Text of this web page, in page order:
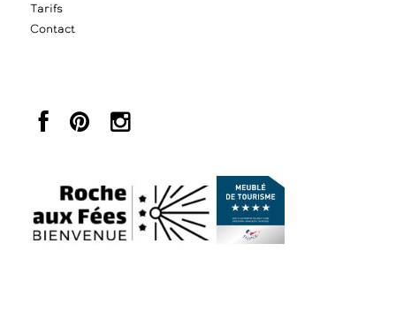
Tarifs
Contact